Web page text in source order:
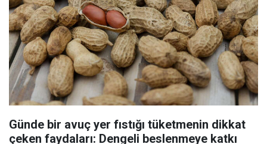
Günde bir avuç yer fıstığı tüketmenin dikkat
çeken faydaları: Dengeli beslenmeye katkı